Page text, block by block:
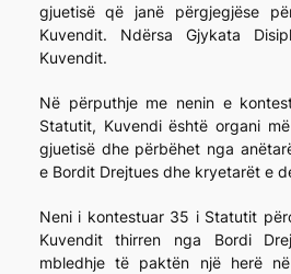
gjuetisë që janë përgjegjëse
Kuvendit. Ndërsa Gjykata
Kuvendit.
Në përputhje me nenin e
Statutit, Kuvendi është organi
gjuetisë dhe përbëhet nga
e Bordit Drejtues dhe kryetarët e
Neni i kontestuar 35 i Statutit
Kuvendit thirren nga Bordi
mbledhje të paktën një herë